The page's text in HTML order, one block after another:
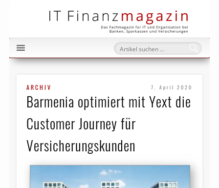
ARCHIV 7. April 2020
Barmenia optimiert mit Yext die
Customer Journey für
Versicherungskunden